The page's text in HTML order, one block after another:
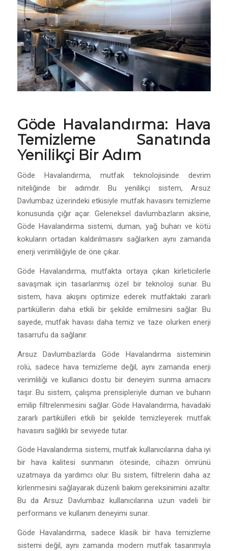
Göde Havalandırma: Hava
Temizleme Sanatında
Yenilikçi Bir Adım
Göde Havalandırma, mutfak teknolojisinde devrim
niteliğinde bir adımdır. Bu yenilikçi sistem, Arsuz
Davlumbaz üzerindeki etkisiyle mutfak havasını temizleme
konusunda çığır açar. Geleneksel davlumbazların aksine,
Göde Havalandırma sistemi, duman, yağ buharı ve kötü
kokuların ortadan kaldırılmasını sağlarken aynı zamanda
enerji verimliliğiyle de öne çıkar.
Göde Havalandırma, mutfakta ortaya çıkan kirleticilerle
savaşmak için tasarlanmış özel bir teknoloji sunar. Bu
sistem, hava akışını optimize ederek mutfaktaki zararlı
partiküllerin daha etkili bir şekilde emilmesini sağlar. Bu
sayede, mutfak havası daha temiz ve taze olurken enerji
tasarrufu da sağlanır.
Arsuz Davlumbazlarda Göde Havalandırma sisteminin
rolü, sadece hava temizleme değil, aynı zamanda enerji
verimliliği ve kullanıcı dostu bir deneyim sunma amacını
taşır. Bu sistem, çalışma prensipleriyle duman ve buharın
emilip filtrelenmesini sağlar. Göde Havalandırma, havadaki
zararlı partikülleri etkili bir şekilde temizleyerek mutfak
havasını sağlıklı bir seviyede tutar.
Göde Havalandırma sistemi, mutfak kullanıcılarına daha iyi
bir hava kalitesi sunmanın ötesinde, cihazın ömrünü
uzatmaya da yardımcı olur. Bu sistem, filtrelerin daha az
kirlenmesini sağlayarak düzenli bakım gereksinimini azaltır.
Bu da Arsuz Davlumbaz kullanıcılarına uzun vadeli bir
performans ve kullanım deneyimi sunar.
Göde Havalandırma, sadece klasik bir hava temizleme
sistemi değil, aynı zamanda modern mutfak tasarımıyla